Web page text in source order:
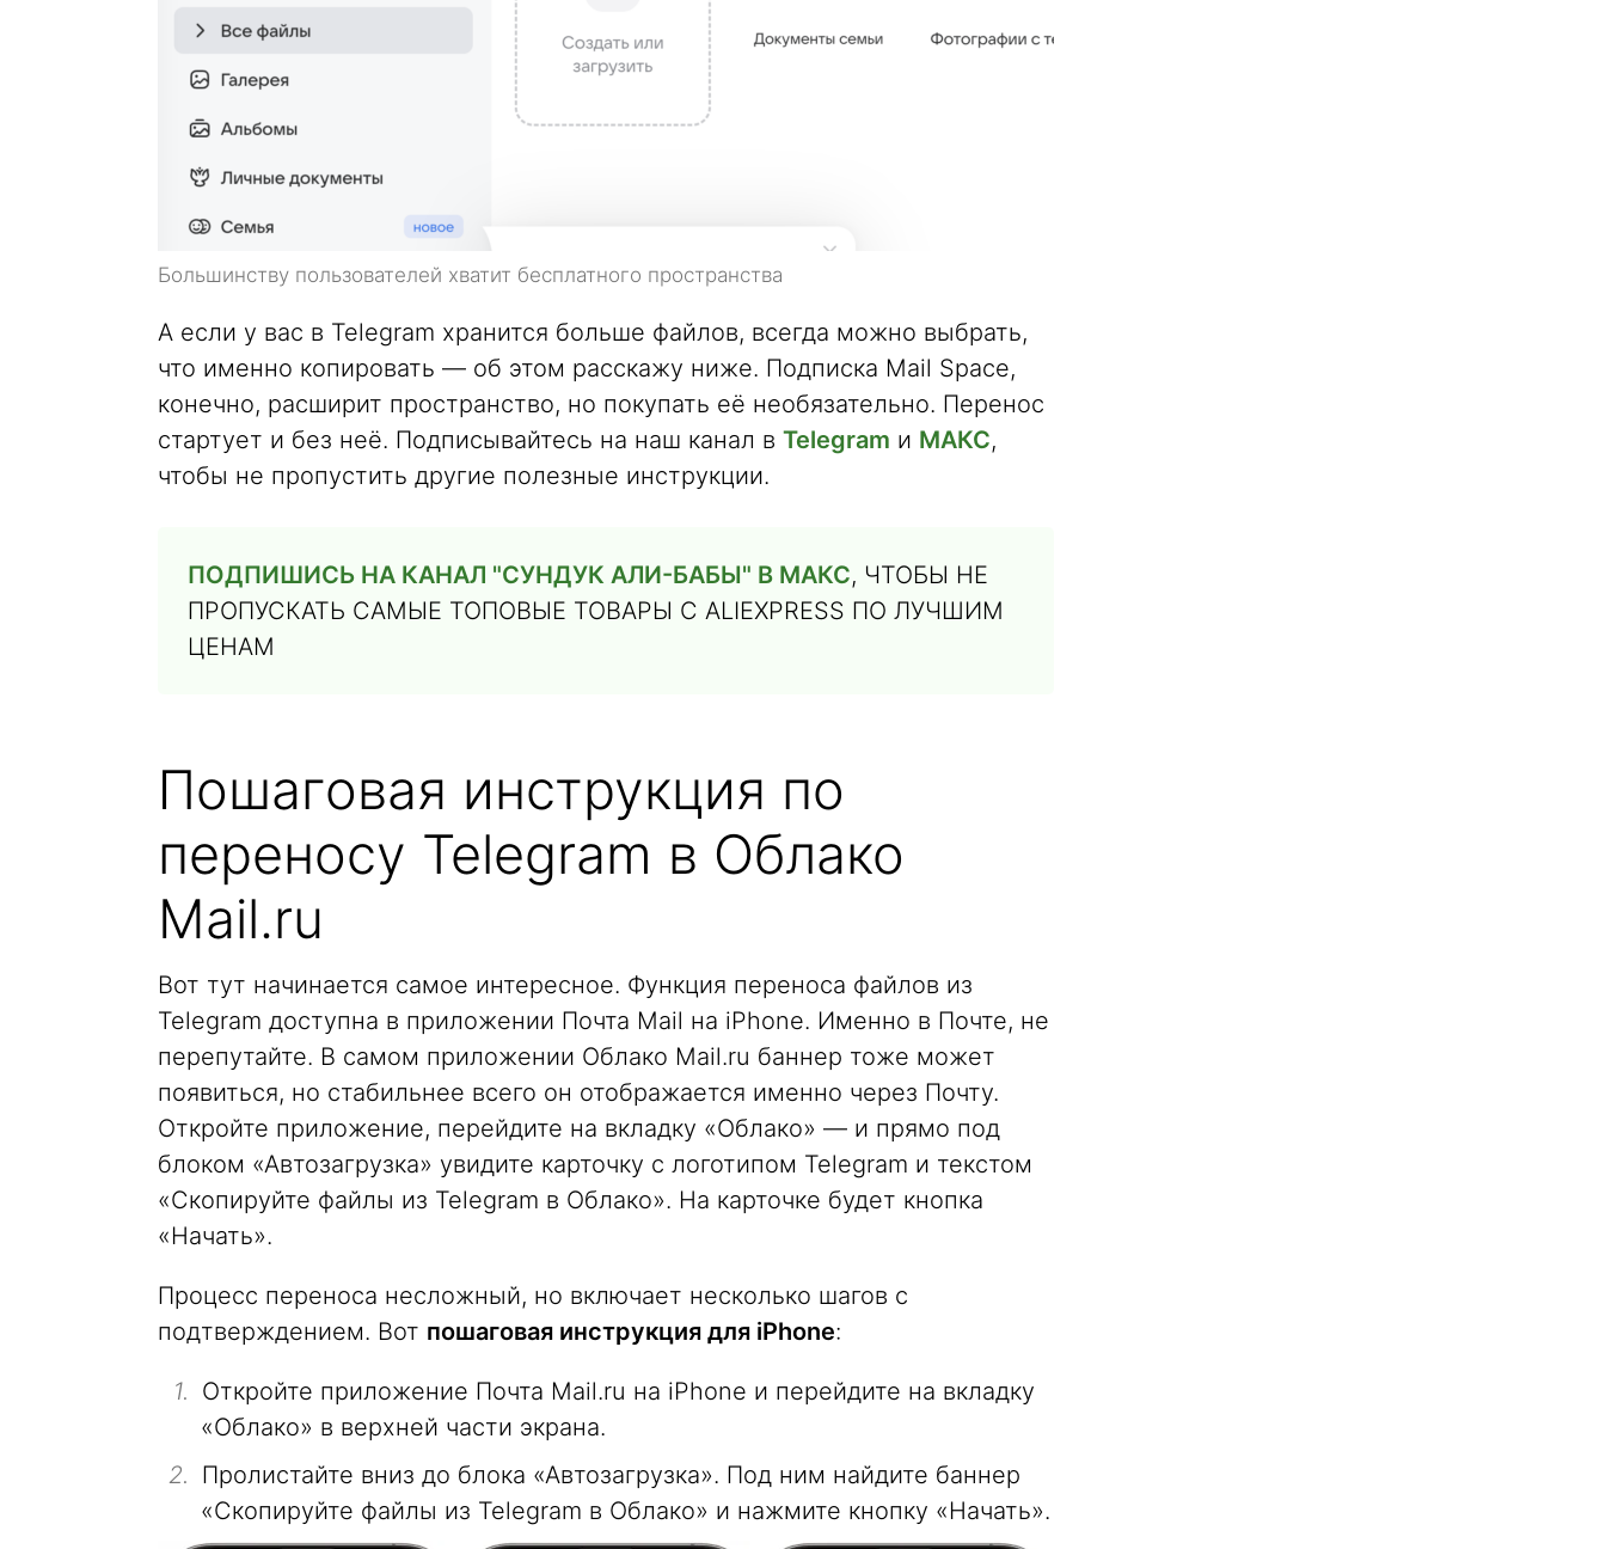
Большинству пользователей хватит бесплатного пространства
А если у вас в Telegram хранится больше файлов, всегда можно выбрать,
что именно копировать — об этом расскажу ниже. Подписка Mail Space,
конечно, расширит пространство, но покупать её необязательно. Перенос
стартует и без неё. Подписывайтесь на наш канал в Telegram и МАКС,
чтобы не пропустить другие полезные инструкции.
ПОДПИШИСЬ НА КАНАЛ "СУНДУК АЛИ-БАБЫ" В МАКС, ЧТОБЫ НЕ
ПРОПУСКАТЬ САМЫЕ ТОПОВЫЕ ТОВАРЫ С ALIEXPRESS ПО ЛУЧШИМ
ЦЕНАМ
Пошаговая инструкция по
переносу Telegram в Облако
Mail.ru
Вот тут начинается самое интересное. Функция переноса файлов из
Telegram доступна в приложении Почта Mail на iPhone. Именно в Почте, не
перепутайте. В самом приложении Облако Mail.ru баннер тоже может
появиться, но стабильнее всего он отображается именно через Почту.
Откройте приложение, перейдите на вкладку «Облако» — и прямо под
блоком «Автозагрузка» увидите карточку с логотипом Telegram и текстом
«Скопируйте файлы из Telegram в Облако». На карточке будет кнопка
«Начать».
Процесс переноса несложный, но включает несколько шагов с
подтверждением. Вот пошаговая инструкция для iPhone:
Откройте приложение Почта Mail.ru на iPhone и перейдите на вкладку
«Облако» в верхней части экрана.
Пролистайте вниз до блока «Автозагрузка». Под ним найдите баннер
«Скопируйте файлы из Telegram в Облако» и нажмите кнопку «Начать».